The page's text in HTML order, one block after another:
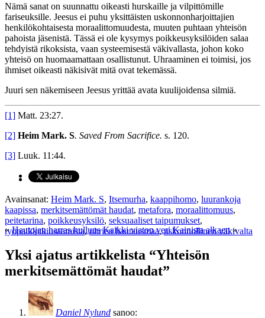
Nämä sanat on suunnattu oikeasti hurskaille ja vilpittömille
fariseuksille. Jeesus ei puhu yksittäisten uskonnonharjoittajien
henkilökohtaisesta moraalittomuudesta, muuten puhtaan yhteisön
pahoista jäsenistä. Tässä ei ole kysymys poikkeusyksilöiden salaa
tehdyistä rikoksista, vaan systeemisestä väkivallasta, johon koko
yhteisö on huomaamattaan osallistunut. Uhraaminen ei toimisi, jos
ihmiset oikeasti näkisivät mitä ovat tekemässä.
Juuri sen näkemiseen Jeesus yrittää avata kuulijoidensa silmiä.
[1] Matt. 23:27.
[2] Heim Mark. S. Saved From Sacrifice. s. 120.
[3] Luuk. 11:44.
Avainsanat: Heim Mark. S, Itsemurha, kaappihomo, luurankoja
kaapissa, merkitsemättömät haudat, metafora, moraalittomuus,
peitetarina, poikkeusyksilö, seksuaaliset taipumukset,
työpaikkakiusaamista,uhrien hautausmaa,uskonnollinen väkivalta
«Hautojen harras hulluus Kaikki viaton veri Kainista alkaen»
Yksi ajatus artikkelista “Yhteisön
merkitsemättömät haudat”
Daniel Nylund sanoo: